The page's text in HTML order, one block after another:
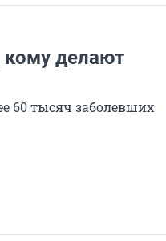
кому делают
60 тысяч заболевших